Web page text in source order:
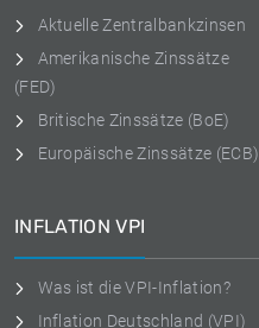
Aktuelle Zentralbankzinsen
Amerikanische Zinssätze
(FED)
Britische Zinssätze (BoE)
Europäische Zinssätze (ECB)
INFLATION VPI
Was ist die VPI-Inflation?
Inflation Deutschland (VPI)